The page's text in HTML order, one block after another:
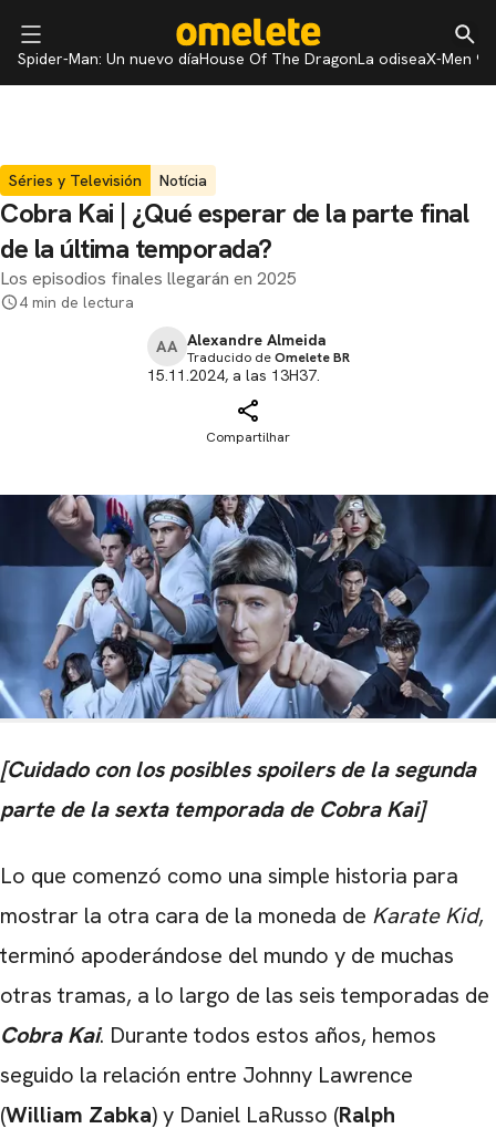
Spider-Man: Un nuevo díaHouse Of The DragonLa odiseaX-Men 97
Séries y Televisión Notícia
Cobra Kai | ¿Qué esperar de la parte final
de la última temporada?
Los episodios finales llegarán en 2025
4 min de lectura
AA Alexandre Almeida
Traducido deOmelete BR
15.11.2024, a las 13H37.
Compartilhar
[Cuidado con los posibles spoilers de la segunda
parte de la sexta temporada de Cobra Kai]
Lo que comenzó como una simple historia para
mostrar la otra cara de la moneda de Karate Kid,
terminó apoderándose del mundo y de muchas
otras tramas, a lo largo de las seis temporadas de
Cobra Kai. Durante todos estos años, hemos
seguido la relación entre Johnny Lawrence
(William Zabka) y Daniel LaRusso (Ralph